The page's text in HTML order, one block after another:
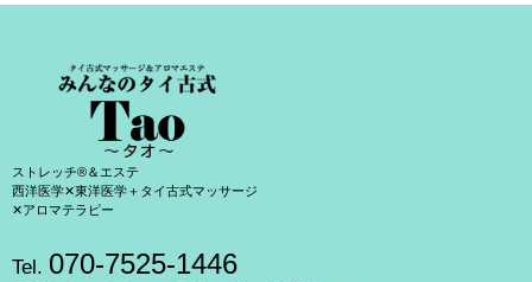
ストレッチ®＆エステ
西洋医学✕東洋医学＋タイ古式マッサージ
✕アロマテラピー
Tel. 070-7525-1446